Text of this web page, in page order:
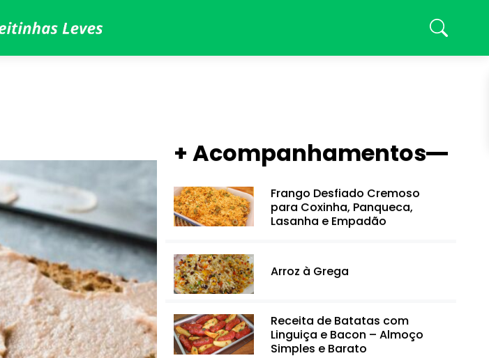
+ Acompanhamentos
Frango Desfiado Cremoso
para Coxinha, Panqueca,
Lasanha e Empadão
Arroz à Grega
Receita de Batatas com
Linguiça e Bacon – Almoço
Simples e Barato